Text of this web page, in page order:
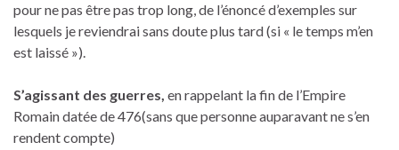
pour ne pas être pas trop long, de l’énoncé d’exemples sur
lesquels je reviendrai sans doute plus tard (si « le temps m’en
est laissé »).
S’agissant des guerres, en rappelant la fin de l’Empire
Romain datée de 476(sans que personne auparavant ne s’en
rendent compte)